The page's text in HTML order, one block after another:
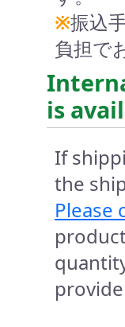
※振込
負担で
is
If
the
Please